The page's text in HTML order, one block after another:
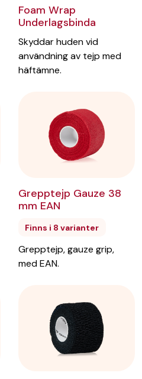
Foam Wrap
Underlagsbinda
Skyddar huden vid
användning av tejp med
häftämne.
Grepptejp Gauze 38
mm EAN
Finns i 8 varianter
Grepptejp, gauze grip,
med EAN.